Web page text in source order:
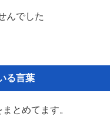
んでした
る言葉
とめてます。